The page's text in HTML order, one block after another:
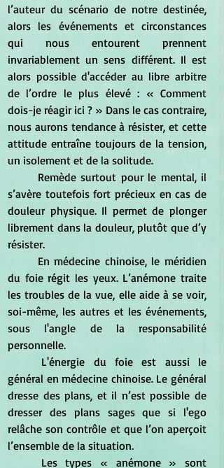
l’auteur du scénario de notre destinée,
alors les événements et circonstances
qui nous entourent prennent
invariablement un sens différent. Il est
alors possible d'accéder au libre arbitre
de l’ordre le plus élevé : « Comment
dois-je réagir ici ? » Dans le cas contraire,
nous aurons tendance à résister, et cette
attitude entraîne toujours de la tension,
un isolement et de la solitude.
s’avère toutefois fort précieux en cas de
douleur physique. Il permet de plonger
librement dans la douleur, plutôt que d’y
résister.
du foie régit les yeux. L’anémone traite
les troubles de la vue, elle aide à se voir,
soi-même, les autres et les événements,
sous l'angle de la responsabilité
personnelle.
général en médecine chinoise. Le général
dresse des plans, et il n’est possible de
dresser des plans sages que si l'ego
relâche son contrôle et que l’on aperçoit
l’ensemble de la situation.